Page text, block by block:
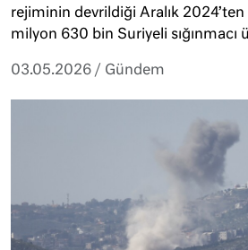
rejiminin devrildiği Aralık 2024’ten
milyon 630 bin Suriyeli sığınmacı
03.05.2026 / Gündem